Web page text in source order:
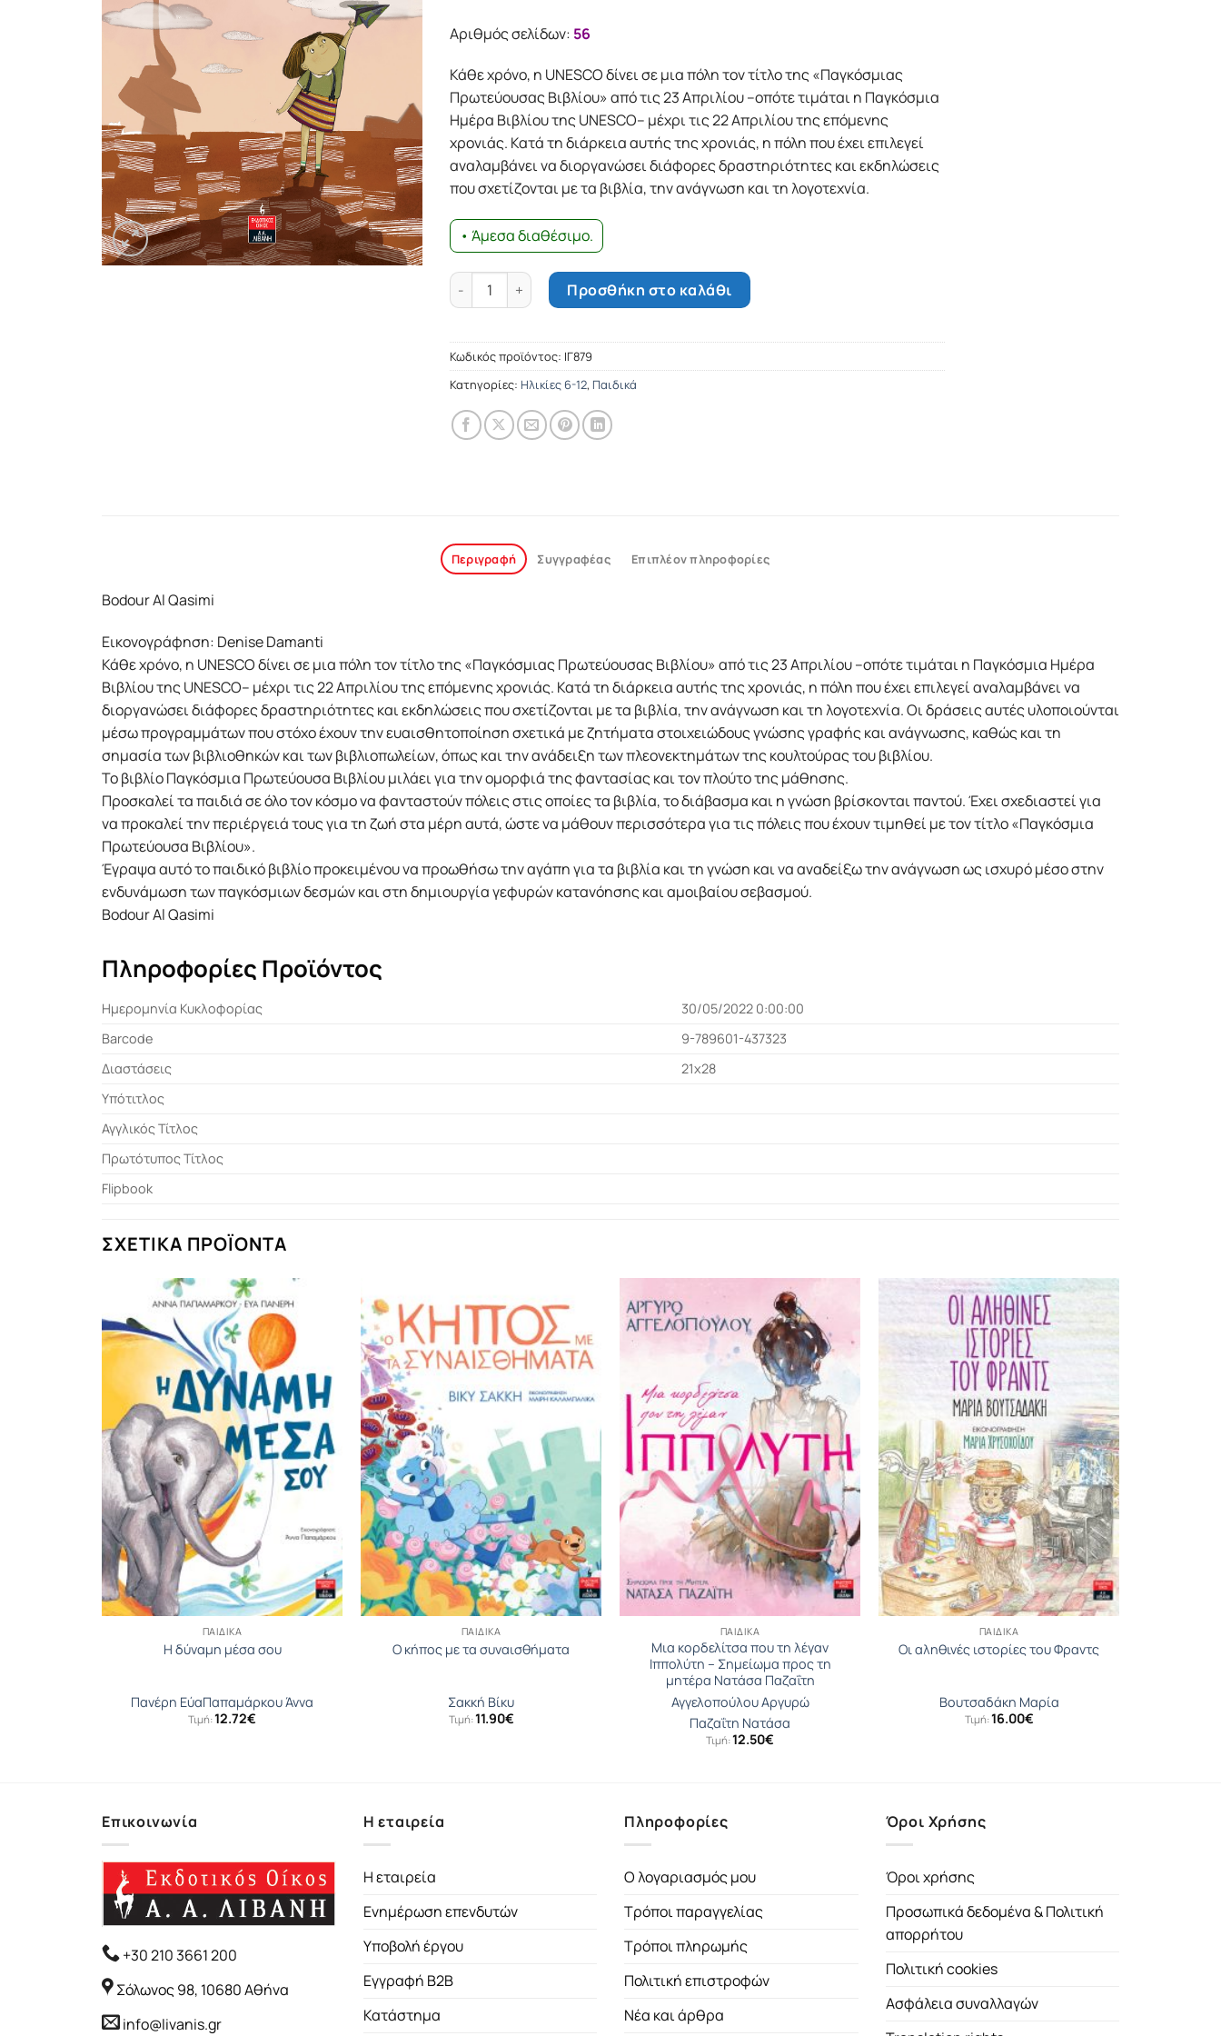
Αριθμός σελίδων: 56
Κάθε χρόνο, η UNESCO δίνει σε µια πόλη τον τίτλο της «Παγκόσµιας
Πρωτεύουσας Βιβλίου» από τις 23 Απριλίου –οπότε τιµάται η Παγκόσµια
Ηµέρα Βιβλίου της UNESCO– µέχρι τις 22 Απριλίου της επόµενης
χρονιάς. Κατά τη διάρκεια αυτής της χρονιάς, η πόλη που έχει επιλεγεί
αναλαµβάνει να διοργανώσει διάφορες δραστηριότητες και εκδηλώσεις
που σχετίζονται µε τα βιβλία, την ανάγνωση και τη λογοτεχνία.
• Άμεσα διαθέσιμο.
Παγκόσµια Πρωτεύουσα Βιβλίου ποσότητα
Προσθήκη στο καλάθι
Κωδικός προϊόντος: ΙΓ879
Κατηγορίες: Ηλικίες 6-12, Παιδικά
Περιγραφή Συγγραφέας Επιπλέον πληροφορίες
Bodour Al Qasimi
Εικονογράφηση: Denise Damanti
Κάθε χρόνο, η UNESCO δίνει σε µια πόλη τον τίτλο της «Παγκόσµιας Πρωτεύουσας Βιβλίου» από τις 23 Απριλίου –οπότε τιµάται η Παγκόσµια Ηµέρα
Βιβλίου της UNESCO– µέχρι τις 22 Απριλίου της επόµενης χρονιάς. Κατά τη διάρκεια αυτής της χρονιάς, η πόλη που έχει επιλεγεί αναλαµβάνει να
διοργανώσει διάφορες δραστηριότητες και εκδηλώσεις που σχετίζονται µε τα βιβλία, την ανάγνωση και τη λογοτεχνία. Οι δράσεις αυτές υλοποιούνται
µέσω προγραµµάτων που στόχο έχουν την ευαισθητοποίηση σχετικά µε ζητήµατα στοιχειώδους γνώσης γραφής και ανάγνωσης, καθώς και τη
σηµασία των βιβλιοθηκών και των βιβλιοπωλείων, όπως και την ανάδειξη των πλεονεκτηµάτων της κουλτούρας του βιβλίου.
Το βιβλίο Παγκόσµια Πρωτεύουσα Βιβλίου µιλάει για την οµορφιά της φαντασίας και τον πλούτο της µάθησης.
Προσκαλεί τα παιδιά σε όλο τον κόσµο να φανταστούν πόλεις στις οποίες τα βιβλία, το διάβασµα και η γνώση βρίσκονται παντού. Έχει σχεδιαστεί για
να προκαλεί την περιέργειά τους για τη ζωή στα µέρη αυτά, ώστε να µάθουν περισσότερα για τις πόλεις που έχουν τιµηθεί µε τον τίτλο «Παγκόσµια
Πρωτεύουσα Βιβλίου».
Έγραψα αυτό το παιδικό βιβλίο προκειµένου να προωθήσω την αγάπη για τα βιβλία και τη γνώση και να αναδείξω την ανάγνωση ως ισχυρό µέσο στην
ενδυνάµωση των παγκόσµιων δεσµών και στη δηµιουργία γεφυρών κατανόησης και αµοιβαίου σεβασµού.
Bodour Al Qasimi
Πληροφορίες Προϊόντος
Ημερομηνία Κυκλοφορίας
30/05/2022 0:00:00
Barcode
9-789601-437323
Διαστάσεις
21x28
Υπότιτλος
Αγγλικός Τίτλος
Πρωτότυπος Τίτλος
Flipbook
ΣΧΕΤΙΚΆ ΠΡΟΪΌΝΤΑ
ΠΑΙΔΙΚΆ
Η δύναμη μέσα σου
Πανέρη ΕύαΠαπαμάρκου Άννα
Τιμή:12.72€
ΠΑΙΔΙΚΆ
Ο κήπος με τα συναισθήματα
Σακκή Βίκυ
Τιμή:11.90€
ΠΑΙΔΙΚΆ
Μια κορδελίτσα που τη λέγαν
Ιππολύτη – Σημείωμα προς τη
μητέρα Νατάσα Παζαΐτη
Αγγελοπούλου Αργυρώ
Παζαΐτη Νατάσα
Τιμή:12.50€
ΠΑΙΔΙΚΆ
Οι αληθινές ιστορίες του Φραντς
Βουτσαδάκη Μαρία
Τιμή:16.00€
Επικοινωνία
+30 210 3661 200
Σόλωνος 98, 10680 Αθήνα
info@livanis.gr
Η εταιρεία
Η εταιρεία
Ενημέρωση επενδυτών
Υποβολή έργου
Εγγραφή B2B
Κατάστημα
Πληροφορίες
Ο λογαριασμός μου
Τρόποι παραγγελίας
Τρόποι πληρωμής
Πολιτική επιστροφών
Νέα και άρθρα
Όροι Χρήσης
Όροι χρήσης
Προσωπικά δεδομένα & Πολιτική
απορρήτου
Πολιτική cookies
Ασφάλεια συναλλαγών